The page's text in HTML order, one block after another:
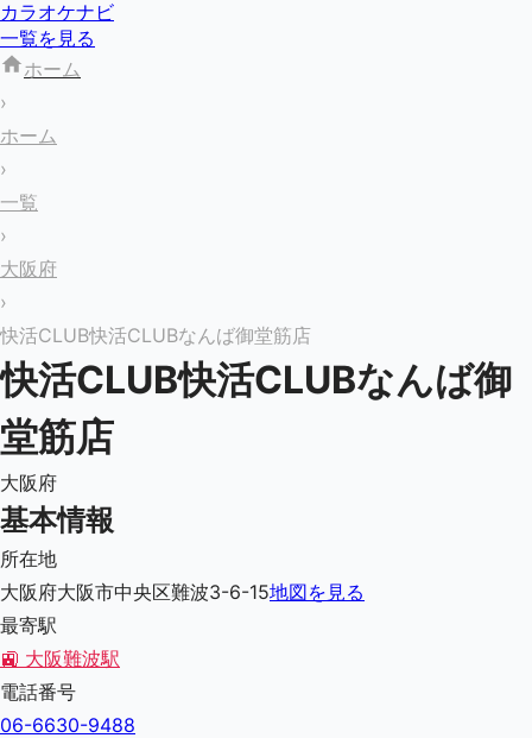
カラオケナビ
一覧を見る
ホーム
›
ホーム
›
一覧
›
大阪府
›
快活CLUB快活CLUBなんば御堂筋店
快活CLUB快活CLUBなんば御
堂筋店
大阪府
基本情報
所在地
大阪府大阪市中央区難波3-6-15地図を見る
最寄駅
🚉 大阪難波駅
電話番号
06-6630-9488